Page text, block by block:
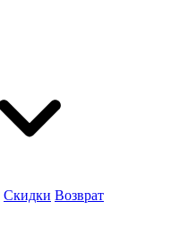
Скидки Возврат